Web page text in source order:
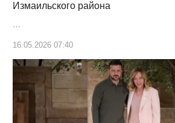
Измаильского района
…
16.05.2026 07:40